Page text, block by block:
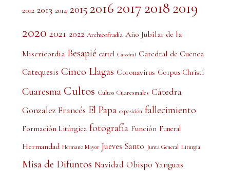
2012 2013 2014 2015 2016 2017 2018 2019
2020 2021 2022 Archicofradía Año Jubilar de la
Misericordia Besapié cartel Catedral Catedral de Cuenca
Catequesis Cinco Llagas Coronavirus Corpus Christi
Cuaresma Cultos Cultos Cuaresmales Cátedra
Gonzalez Francés El Papa exposición fallecimiento
Formación Litúrgica fotografía Función Funeral
Hermandad Hermano Mayor Jueves Santo Junta General Liturgia
Misa de Difuntos Navidad Obispo Yanguas